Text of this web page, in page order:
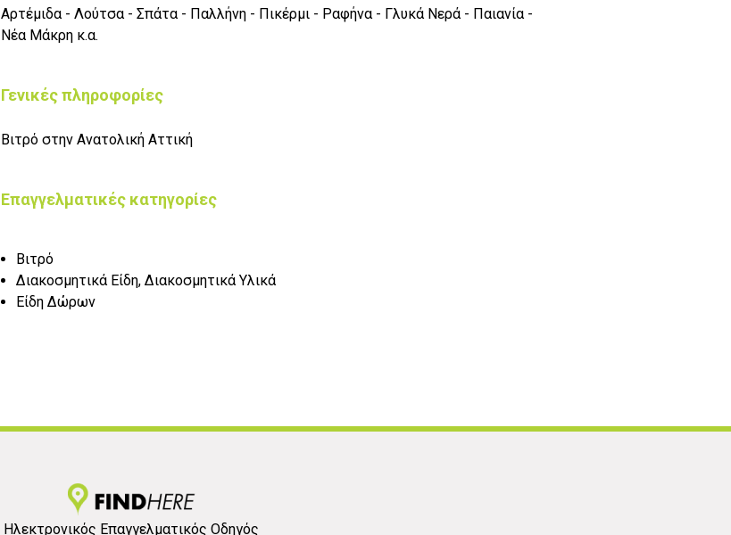
Αρτέμιδα - Λούτσα - Σπάτα - Παλλήνη - Πικέρμι - Ραφήνα - Γλυκά Νερά - Παιανία -
Νέα Μάκρη κ.α.
Γενικές πληροφορίες
Βιτρό στην Ανατολική Αττική
Επαγγελματικές κατηγορίες
Βιτρό
Διακοσμητικά Είδη, Διακοσμητικά Υλικά
Είδη Δώρων
Ηλεκτρονικός Επαγγελματικός Οδηγός